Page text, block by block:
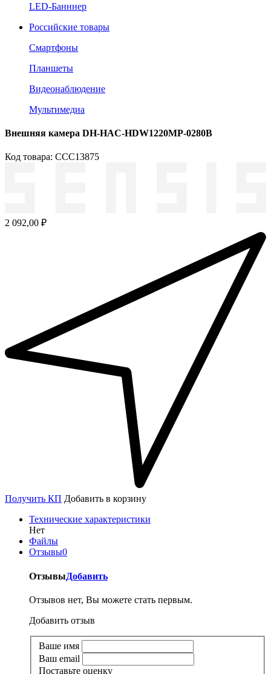
LED-Банннер
Российские товары
Смартфоны
Планшеты
Видеонаблюдение
Мультимедиа
Внешняя камера DH-HAC-HDW1220MP-0280B
Код товара: ССС13875
2 092,00 ₽
Получить КП Добавить в корзину
Технические характеристики
Нет
Файлы
Отзывы0
ОтзывыДобавить
Отзывов нет, Вы можете стать первым.
Добавить отзыв
Ваше имя
Ваш email
Поставьте оценку